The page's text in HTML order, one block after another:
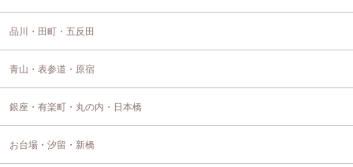
品川・田町・五反田
青山・表参道・原宿
銀座・有楽町・丸の内・日本橋
お台場・汐留・新橋